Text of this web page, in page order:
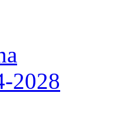
2028